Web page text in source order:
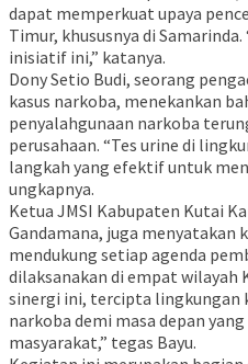
dapat memperkuat upaya
Timur, khususnya di
inisiatif ini,” katanya.
Dony Setio Budi, seorang
kasus narkoba, menekankan
penyalahgunaan narkoba
perusahaan. “Tes urine di
langkah yang efektif untuk
ungkapnya.
Ketua JMSI Kabupaten Kutai
Gandamana, juga menyatakan
mendukung setiap agenda
dilaksanakan di empat
sinergi ini, tercipta lingkungan
narkoba demi masa depan
masyarakat,” tegas Bayu.